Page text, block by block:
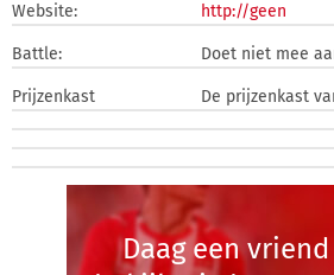
Website: http://geen
Battle: Doet niet mee
Prijzenkast De prijzenkast
Daag een